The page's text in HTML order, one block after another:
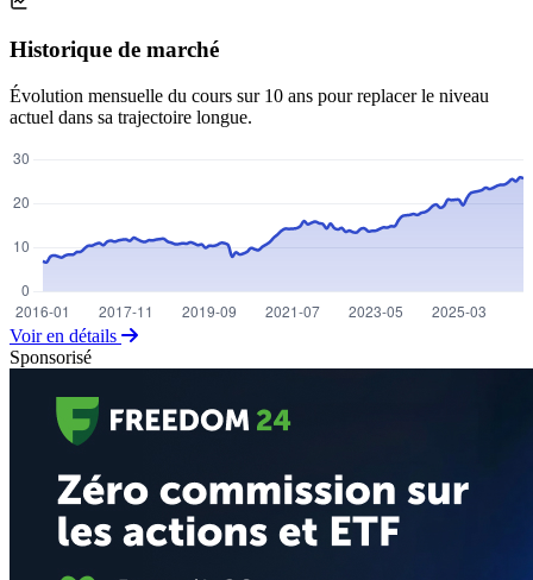
Historique de marché
Évolution mensuelle du cours sur 10 ans pour replacer le niveau
actuel dans sa trajectoire longue.
Voir en détails
Sponsorisé